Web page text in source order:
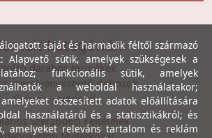
kategóriák
darabos termékek
szerelvényezhető dobozok
Csövek, csatornák
Szerződési Feltételek
saját és harmadik féltől származó
Alapvető sütik, amelyek szükségesek a
funkcionális sütik, amelyek
a weboldal használatakor;
összesített adatok előállítására
használatáról és a statisztikákról; és
amelyeket releváns tartalom és reklám